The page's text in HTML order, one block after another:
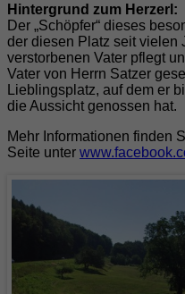
Hintergrund zum Herzerl:
Der „Schöpfer“ dieses
der diesen Platz seit vielen
verstorbenen Vater pflegt
Vater von Herrn Satzer
Lieblingsplatz, auf dem er
die Aussicht genossen hat.
Mehr Informationen finden
Seite unter